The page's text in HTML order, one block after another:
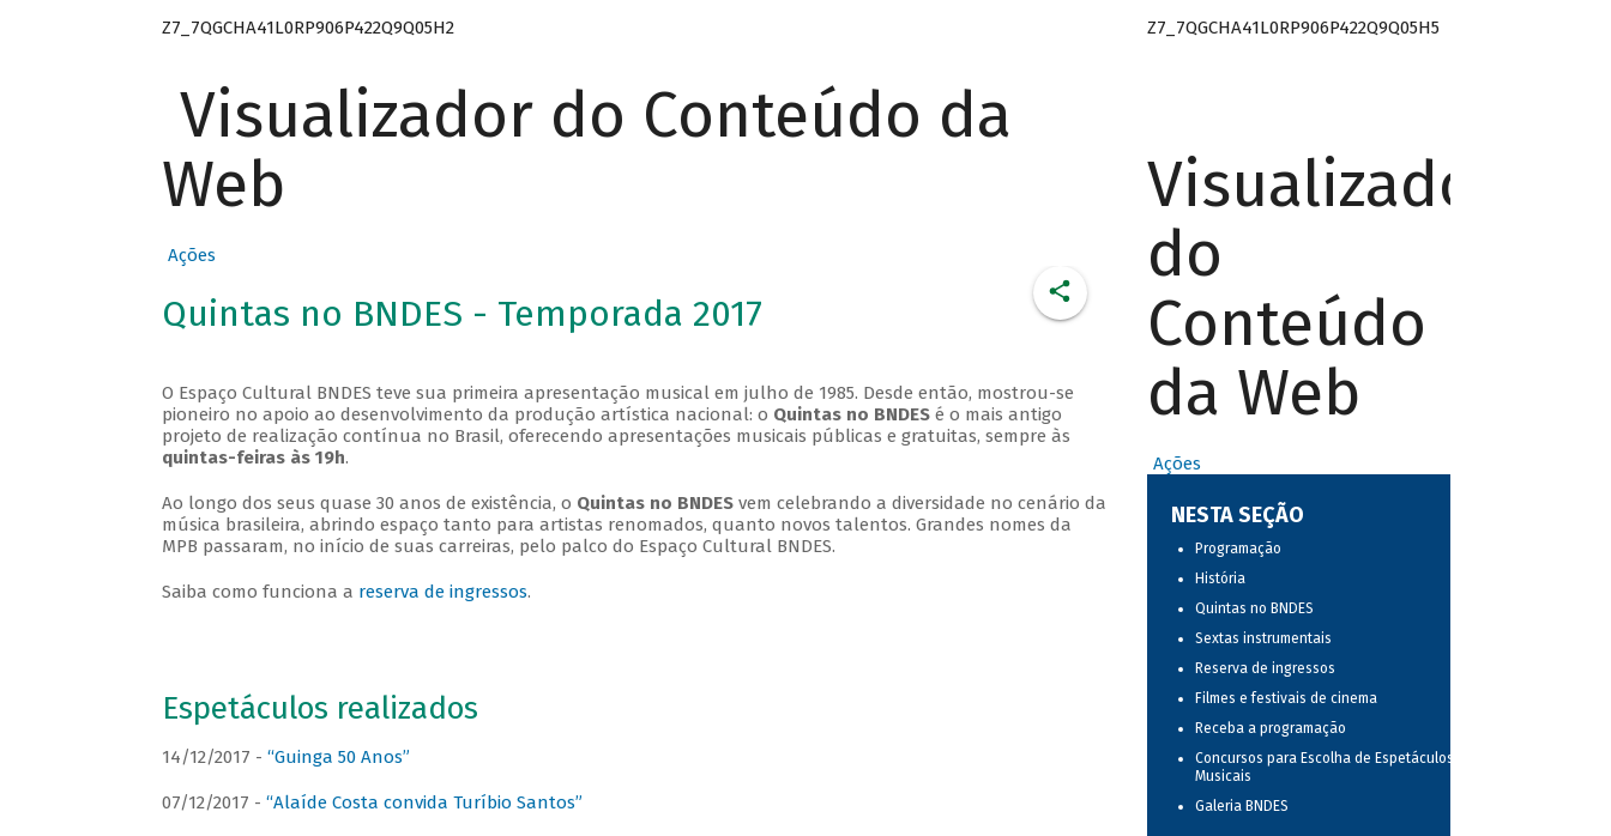
Z7_7QGCHA41L0RP906P422Q9Q05H2
Visualizador do Conteúdo da
Web
Ações
Quintas no BNDES - Temporada 2017
O Espaço Cultural BNDES teve sua primeira apresentação musical em julho de 1985. Desde então, mostrou-se
pioneiro no apoio ao desenvolvimento da produção artística nacional: o Quintas no BNDESé o mais antigo
projeto de realização contínua no Brasil, oferecendo apresentações musicais públicas e gratuitas, sempre às
quintas-feiras às 19h.
Ao longo dos seus quase 30 anos de existência, o Quintas no BNDESvem celebrando a diversidade no cenário da
música brasileira, abrindo espaço tanto para artistas renomados, quanto novos talentos. Grandes nomes da
MPB passaram, no início de suas carreiras, pelo palco do Espaço Cultural BNDES.
Saiba como funciona a reserva de ingressos.
Espetáculos realizados
14/12/2017 - “Guinga 50 Anos”
07/12/2017 - “Alaíde Costa convida Turíbio Santos”
Z7_7QGCHA41L0RP906P422Q9Q05H5
Visualizador
do
Conteúdo
da Web
Ações
NESTA SEÇÃO
Programação
História
Quintas no BNDES
Sextas instrumentais
Reserva de ingressos
Filmes e festivais de cinema
Receba a programação
Concursos para Escolha de Espetáculos
Musicais
Galeria BNDES